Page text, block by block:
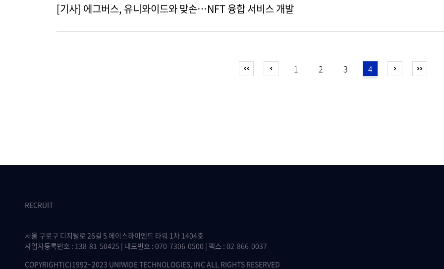
[기사] 에그버스, 유니와이드와 맞손…NFT 융합 서비스 개발
1 2 3 4
RECRUIT
서울 구로구 디지털로 26길 5 에이스하이엔드 타워 1차 1404호
사업자등록번호 : 138-81-50425 | 대표번호 : 070-7306-0500 | 팩스 : 02-866-0037
COPYRIGHT(C)1992~2023 UNIWIDE TECHNOLOGIES, INC ALL RIGHTS RESERVED